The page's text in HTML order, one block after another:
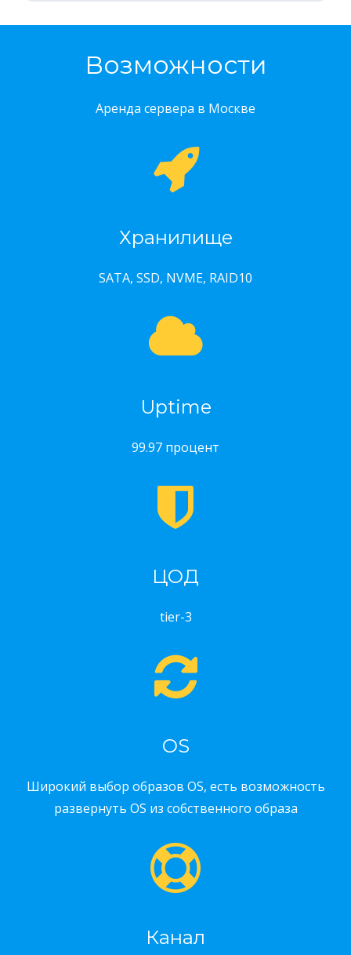
Возможности
Аренда сервера в Москве
Хранилище
SATA, SSD, NVME, RAID10
Uptime
99.97 процент
ЦОД
tier-3
OS
Широкий выбор образов OS, есть возможность
развернуть OS из собственного образа
Канал